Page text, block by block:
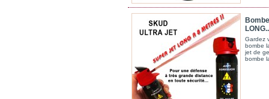
Gardez
bombe
jet de
bombe